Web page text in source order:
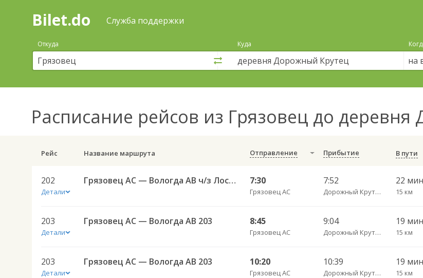
Поиск
покупка
билетов
автобус
онлайн
Bilet.do Служба поддержки
Откуда Куда
на
Расписание рейсов из Грязовец до
Рейс Название маршрута Отправление Прибытие В пути
202
Детали
Грязовец АС — Вологда АВ ч/з Лоста 202 7:30
Грязовец АС
7:52
Дорожный Крутец д.
22 мин
15 км
203
Детали
Грязовец АС — Вологда АВ 203 8:45
Грязовец АС
9:04
Дорожный Крутец д.
19 мин
15 км
203
Детали
Грязовец АС — Вологда АВ 203 10:20
Грязовец АС
10:39
Дорожный Крутец д.
19 мин
15 км